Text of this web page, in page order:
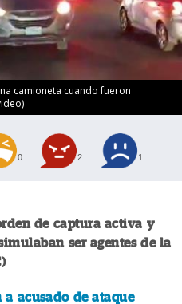
camioneta cuando fueron
0 2 1
de captura activa y
ser agentes de la
a acusado de ataque